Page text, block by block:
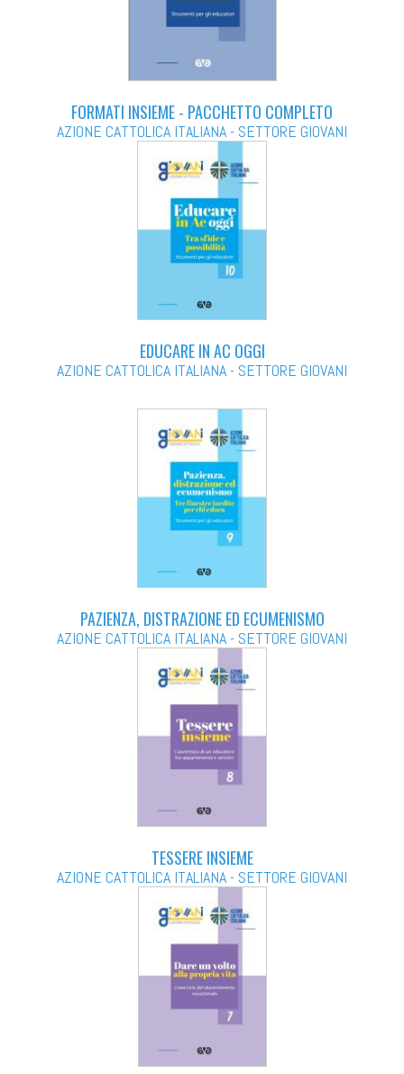
FORMATI INSIEME - PACCHETTO COMPLETO
AZIONE CATTOLICA ITALIANA - SETTORE GIOVANI
EDUCARE IN AC OGGI
AZIONE CATTOLICA ITALIANA - SETTORE GIOVANI
PAZIENZA, DISTRAZIONE ED ECUMENISMO
AZIONE CATTOLICA ITALIANA - SETTORE GIOVANI
TESSERE INSIEME
AZIONE CATTOLICA ITALIANA - SETTORE GIOVANI